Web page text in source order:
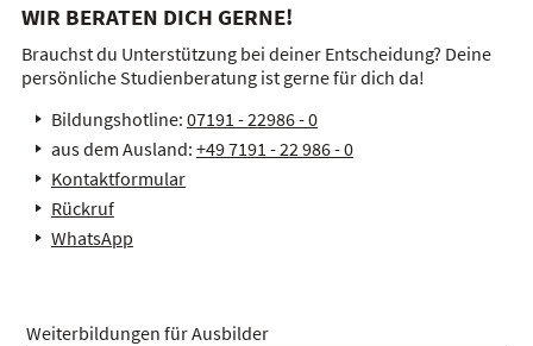
WIR BERATEN DICH GERNE!
Brauchst du Unterstützung bei deiner Entscheidung? Deine
persönliche Studienberatung ist gerne für dich da!
Bildungshotline: 07191 - 22986 - 0
aus dem Ausland: +49 7191 - 22 986 - 0
Kontaktformular
Rückruf
WhatsApp
Weiterbildungen für Ausbilder